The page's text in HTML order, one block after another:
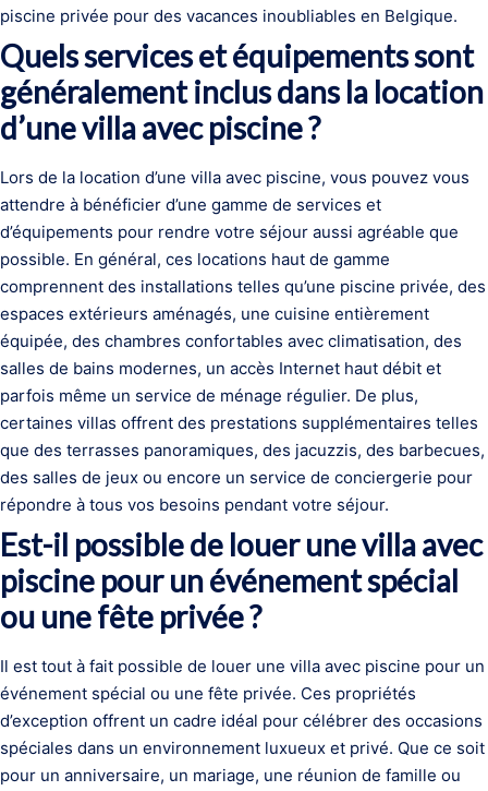
piscine privée pour des vacances inoubliables en Belgique.
Quels services et équipements sont
généralement inclus dans la location
d’une villa avec piscine ?
Lors de la location d’une villa avec piscine, vous pouvez vous
attendre à bénéficier d’une gamme de services et
d’équipements pour rendre votre séjour aussi agréable que
possible. En général, ces locations haut de gamme
comprennent des installations telles qu’une piscine privée, des
espaces extérieurs aménagés, une cuisine entièrement
équipée, des chambres confortables avec climatisation, des
salles de bains modernes, un accès Internet haut débit et
parfois même un service de ménage régulier. De plus,
certaines villas offrent des prestations supplémentaires telles
que des terrasses panoramiques, des jacuzzis, des barbecues,
des salles de jeux ou encore un service de conciergerie pour
répondre à tous vos besoins pendant votre séjour.
Est-il possible de louer une villa avec
piscine pour un événement spécial
ou une fête privée ?
Il est tout à fait possible de louer une villa avec piscine pour un
événement spécial ou une fête privée. Ces propriétés
d’exception offrent un cadre idéal pour célébrer des occasions
spéciales dans un environnement luxueux et privé. Que ce soit
pour un anniversaire, un mariage, une réunion de famille ou